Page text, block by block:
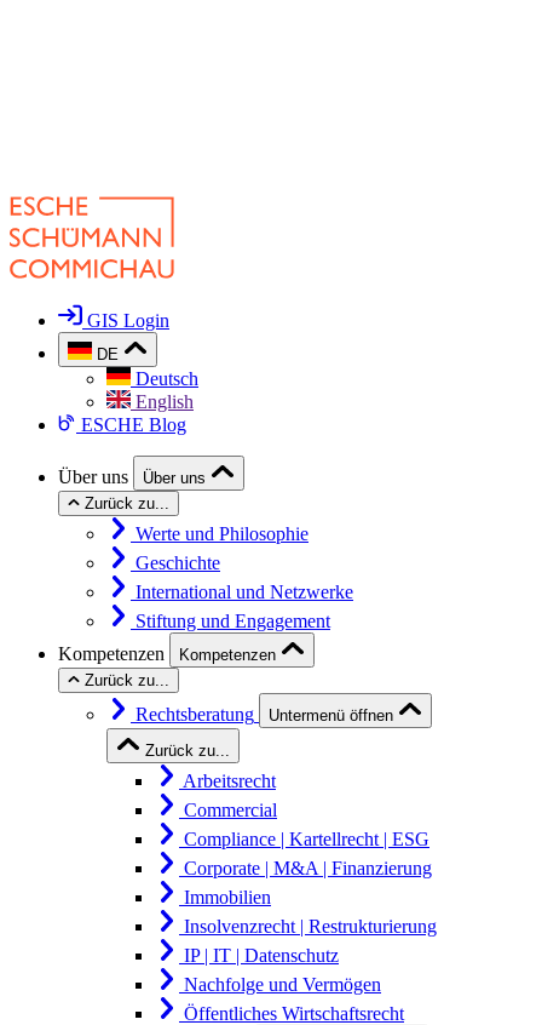
GIS Login
DE
Deutsch
English
ESCHE Blog
Über uns
Über uns
Zurück zu...
Werte und Philosophie
Geschichte
International und Netzwerke
Stiftung und Engagement
Kompetenzen
Kompetenzen
Zurück zu...
Rechtsberatung
Untermenü öffnen
Zurück zu...
Arbeitsrecht
Commercial
Compliance | Kartellrecht | ESG
Corporate | M&A | Finanzierung
Immobilien
Insolvenzrecht | Restrukturierung
IP | IT | Datenschutz
Nachfolge und Vermögen
Öffentliches Wirtschaftsrecht